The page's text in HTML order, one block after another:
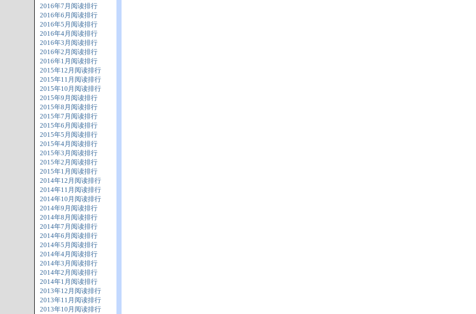
2016年7月阅读排行
2016年6月阅读排行
2016年5月阅读排行
2016年4月阅读排行
2016年3月阅读排行
2016年2月阅读排行
2016年1月阅读排行
2015年12月阅读排行
2015年11月阅读排行
2015年10月阅读排行
2015年9月阅读排行
2015年8月阅读排行
2015年7月阅读排行
2015年6月阅读排行
2015年5月阅读排行
2015年4月阅读排行
2015年3月阅读排行
2015年2月阅读排行
2015年1月阅读排行
2014年12月阅读排行
2014年11月阅读排行
2014年10月阅读排行
2014年9月阅读排行
2014年8月阅读排行
2014年7月阅读排行
2014年6月阅读排行
2014年5月阅读排行
2014年4月阅读排行
2014年3月阅读排行
2014年2月阅读排行
2014年1月阅读排行
2013年12月阅读排行
2013年11月阅读排行
2013年10月阅读排行